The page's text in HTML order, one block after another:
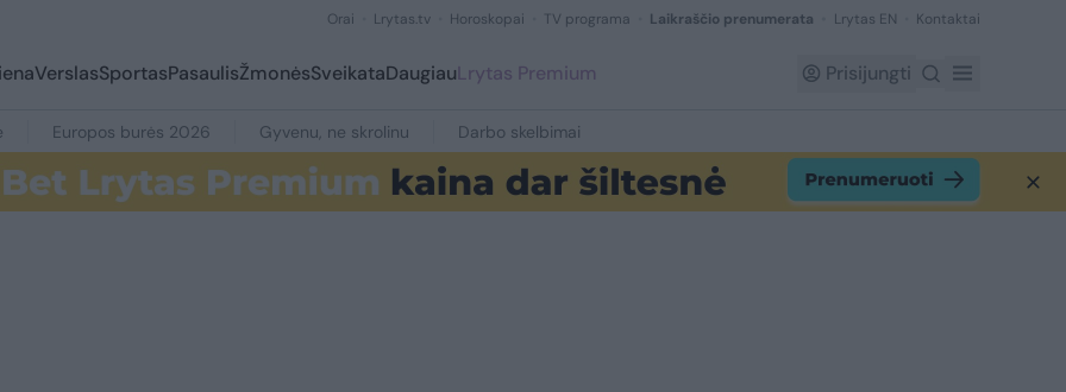
Orai Lrytas.tv Horoskopai TV programa Laikraščio prenumerata Lrytas EN Kontaktai
VerslasSportasPasaulisŽmonėsSveikataDaugiauLrytas Premium Prisijungti
Europos burės 2026 Gyvenu, ne skrolinu Darbo skelbimai